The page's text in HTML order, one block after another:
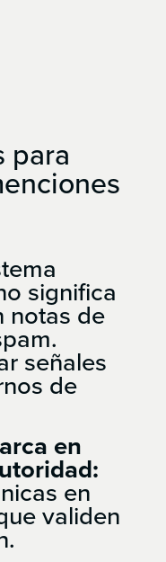
para
significa
notas de
señales
de
en
en
validen